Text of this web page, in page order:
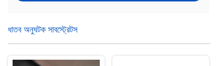
ধাতব অনুঘটক সাবস্ট্রেটস